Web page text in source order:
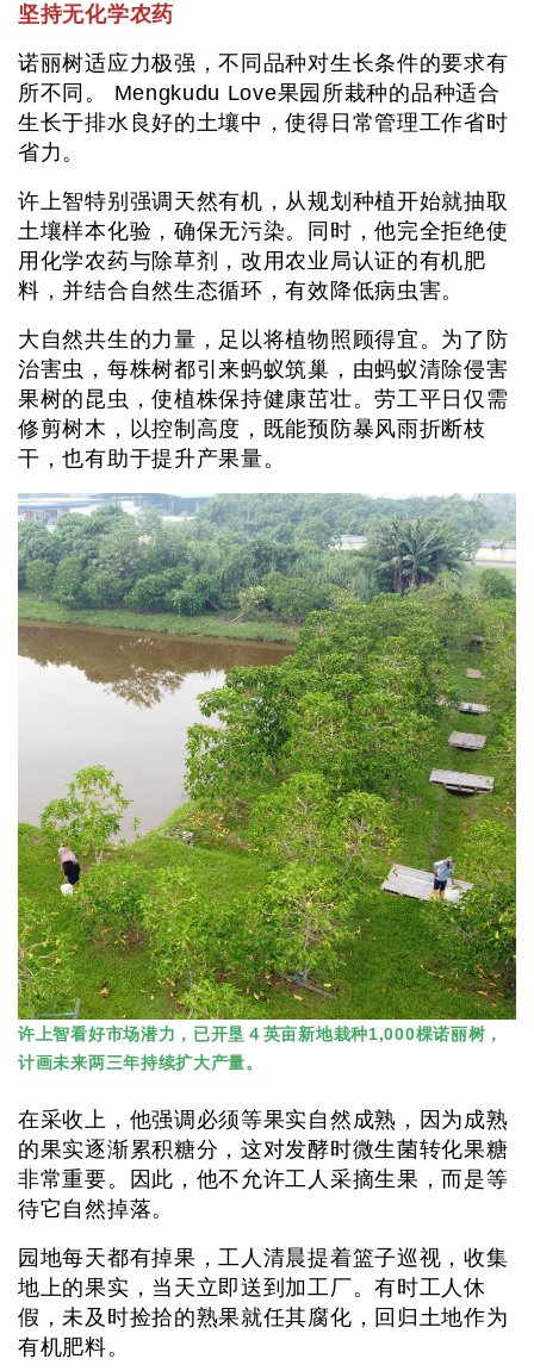
坚持无化学农药
诺丽树适应力极强，不同品种对生长条件的要求有
所不同。 Mengkudu Love果园所栽种的品种适合
生长于排水良好的土壤中，使得日常管理工作省时
省力。
许上智特别强调天然有机，从规划种植开始就抽取
土壤样本化验，确保无污染。同时，他完全拒绝使
用化学农药与除草剂，改用农业局认证的有机肥
料，并结合自然生态循环，有效降低病虫害。
大自然共生的力量，足以将植物照顾得宜。为了防
治害虫，每株树都引来蚂蚁筑巢，由蚂蚁清除侵害
果树的昆虫，使植株保持健康茁壮。劳工平日仅需
修剪树木，以控制高度，既能预防暴风雨折断枝
干，也有助于提升产果量。
许上智看好市场潜力，已开垦４英亩新地栽种1,000棵诺丽树，
计画未来两三年持续扩大产量。
在采收上，他强调必须等果实自然成熟，因为成熟
的果实逐渐累积糖分，这对发酵时微生菌转化果糖
非常重要。因此，他不允许工人采摘生果，而是等
待它自然掉落。
园地每天都有掉果，工人清晨提着篮子巡视，收集
地上的果实，当天立即送到加工厂。有时工人休
假，未及时捡拾的熟果就任其腐化，回归土地作为
有机肥料。